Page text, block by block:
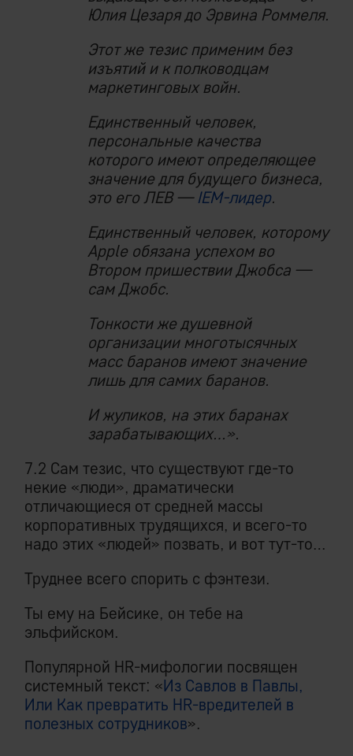
Юлия Цезаря до Эрвина Роммеля.
Этот же тезис применим без
изъятий и к полководцам
маркетинговых войн.
Единственный человек,
персональные качества
которого имеют определяющее
значение для будущего бизнеса,
это его ЛЕВ — IEM-лидер.
Единственный человек, которому
Apple обязана успехом во
Втором пришествии Джобса —
сам Джобс.
Тонкости же душевной
организации многотысячных
масс баранов имеют значение
лишь для самих баранов.
И жуликов, на этих баранах
зарабатывающих…».
7.2 Сам тезис, что существуют где-то
некие «люди», драматически
отличающиеся от средней массы
корпоративных трудящихся, и всего-то
надо этих «людей» позвать, и вот тут-то…
Труднее всего спорить с фэнтези.
Ты ему на Бейсике, он тебе на
эльфийском.
Популярной HR-мифологии посвящен
системный текст: «Из Савлов в Павлы,
Или Как превратить HR-вредителей в
полезных сотрудников».